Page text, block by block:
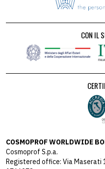
CON IL
COSMOPROF WORLDWIDE
Cosmoprof S.p.a.
Registered office: Via Maserati